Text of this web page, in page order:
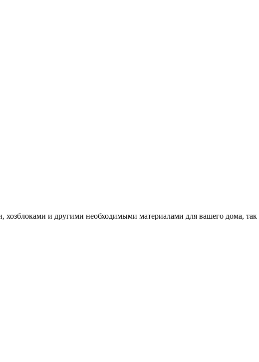
хозблоками и другими необходимыми материалами для вашего дома,